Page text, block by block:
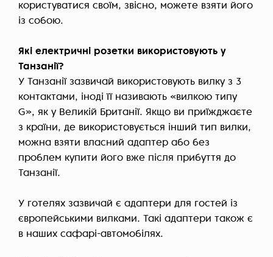
користуватися своїм, звісно, можете взяти його
із собою.
Які електричні розетки використовують у
Танзанії?
У Танзанії зазвичай використовують вилку з 3
контактами, іноді її називають «вилкою типу
G», як у Великій Британії. Якщо ви приїжджаєте
з країни, де використовується інший тип вилки,
можна взяти власний адаптер або без
проблем купити його вже після прибуття до
Танзанії.
У готелях зазвичай є адаптери для гостей із
європейськими вилками. Такі адаптери також є
в наших сафарі-автомобілях.